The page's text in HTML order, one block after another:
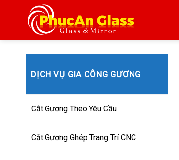
DỊCH VỤ GIA CÔNG GƯƠNG
Cắt Gương Theo Yêu Cầu
Cắt Gương Ghép Trang Trí CNC